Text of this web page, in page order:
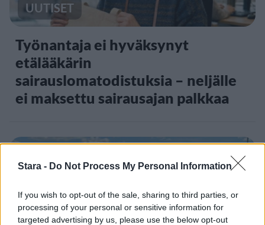
Stara - Do Not Process My Personal Information
If you wish to opt-out of the sale, sharing to third parties, or
processing of your personal or sensitive information for
targeted advertising by us, please use the below opt-out
UUTISET
Työnantaja ei hyväksynyt
etälääkärin
sairauslomatodistuksia – neljälle
ei maksettu sairausajan palkkaa
3